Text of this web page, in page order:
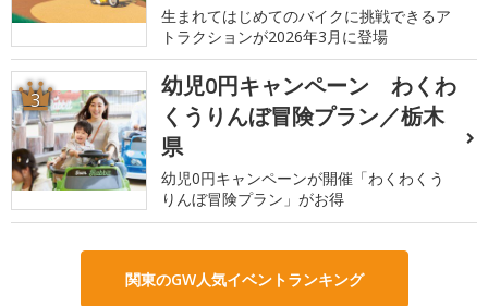
生まれてはじめてのバイクに挑戦できるア
トラクションが2026年3月に登場
3
幼児0円キャンペーン わくわ
くうりんぼ冒険プラン／栃木
県
幼児0円キャンペーンが開催「わくわくう
りんぼ冒険プラン」がお得
関東のGW人気イベントランキング